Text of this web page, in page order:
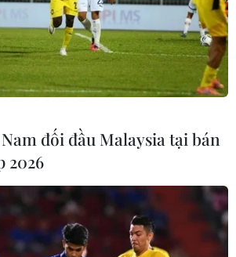
(Đẹp/Vietnam+)
đối đầu Malaysia tại bán
2026